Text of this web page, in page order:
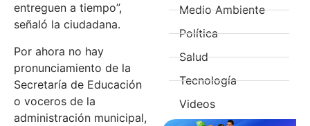
entreguen a tiempo”,
señaló la ciudadana.
Por ahora no hay
pronunciamiento de la
Secretaría de Educación
o voceros de la
administración municipal,
Medio Ambiente
Política
Salud
Tecnología
Videos